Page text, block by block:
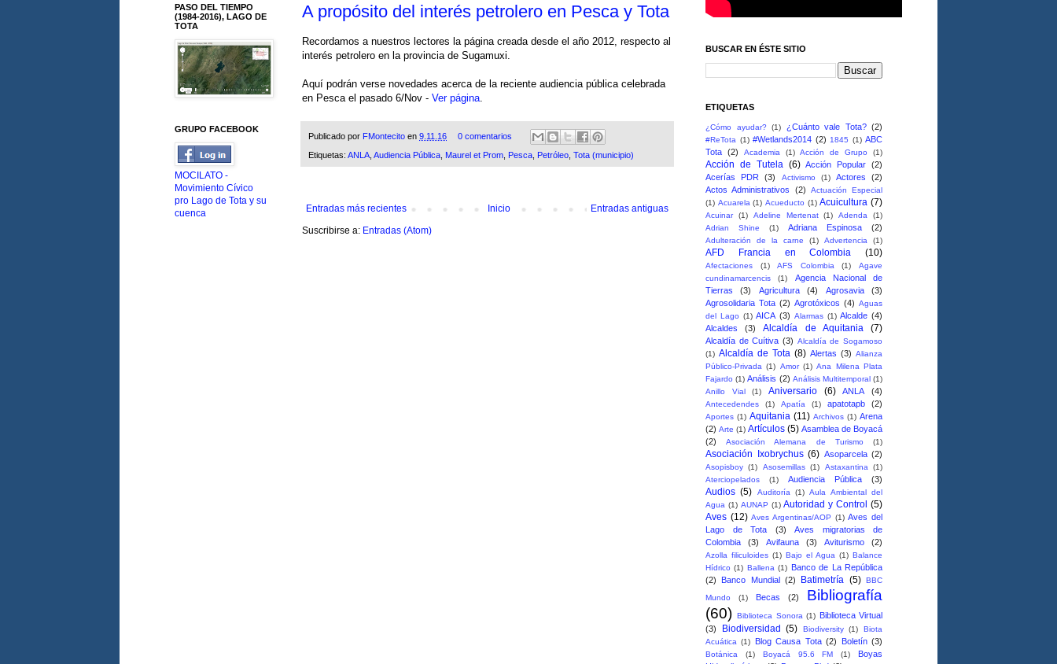
A propósito del interés petrolero en Pesca y Tota
Recordamos a nuestros lectores la página creada desde el año 2012, respecto al
interés petrolero en la provincia de Sugamuxi.
Aquí podrán verse novedades acerca de la reciente audiencia pública celebrada
en Pesca el pasado 6/Nov - Ver página.
Publicado por FMontecito en 9.11.16 0 comentarios
Etiquetas: ANLA, Audiencia Pública, Maurel et Prom, Pesca, Petróleo, Tota (municipio)
Entradas más recientes Entradas antiguas
Inicio
Suscribirse a: Entradas (Atom)
PASO DEL TIEMPO
(1984-2016), LAGO DE
TOTA
GRUPO FACEBOOK
MOCILATO -
Movimiento Cívico
pro Lago de Tota y su
cuenca
BUSCAR EN ÉSTE SITIO
ETIQUETAS
¿Cómo ayudar? (1) ¿Cuánto vale Tota? (2)
#ReTota (1) #Wetlands2014 (2) 1845 (1) ABC
Tota (2) Academia (1) Acción de Grupo (1)
Acción de Tutela (6) Acción Popular (2)
Acerías PDR
(3) Activismo (1) Actores
(2)
Actos Administrativos
(2)
Actuación Especial
(1) Acuarela (1) Acueducto (1) Acuicultura (7)
Acuinar (1) Adeline Mertenat (1) Adenda
(1)
Adrian Shine
(1) Adriana Espinosa (2)
Adulteración de la carne (1) Advertencia (1)
AFD Francia en Colombia (10)
Afectaciones (1) AFS Colombia (1)
Agave
cundinamarcencis
(1)
Agencia Nacional de
Tierras
(3) Agricultura (4) Agrosavia
(3)
Agrosolidaria Tota (2) Agrotóxicos (4) Aguas
del Lago (1) AICA (3) Alarmas (1) Alcalde (4)
Alcaldes
(3) Alcaldía de Aquitania (7)
Alcaldía de Cuítiva (3) Alcaldía de Sogamoso
(1) Alcaldía de Tota (8) Alertas (3) Alianza
Público-Privada (1) Amor (1) Ana Milena Plata
Fajardo (1) Análisis (2) Análisis Multitemporal (1)
Anillo Vial
(1) Aniversario (6) ANLA (4)
Antecedendes (1) Apatía (1) apatotapb (2)
Aportes (1) Aquitania (11) Archivos (1) Arena
(2) Arte (1) Artículos (5) Asamblea de Boyacá
(2)
Asociación Alemana de Turismo (1)
Asociación Ixobrychus (6) Asoparcela (2)
Asopisboy (1) Asosemillas (1) Astaxantina
(1)
Aterciopelados
(1) Audiencia Pública (3)
Audios (5) Auditoría (1) Aula Ambiental del
Agua (1) AUNAP (1) Autoridad y Control (5)
Aves (12) Aves Argentinas/AOP (1) Aves del
Lago de Tota
(3)
Aves migratorias de
Colombia
(3) Avifauna (3) Aviturismo (2)
Azolla filiculoides (1) Bajo el Agua (1) Balance
Hídrico (1) Ballena (1) Banco de La República
(2)
Banco Mundial (2) Batimetría (5) BBC
Mundo
(1) Becas (2)
Bibliografía
(60) Biblioteca Sonora (1) Biblioteca Virtual
(3)
Biodiversidad (5) Biodiversity (1)
Biota
Acuática (1) Blog Causa Tota (2) Boletín (3)
Botánica (1) Boyacá 95.6 FM (1)
Boyas